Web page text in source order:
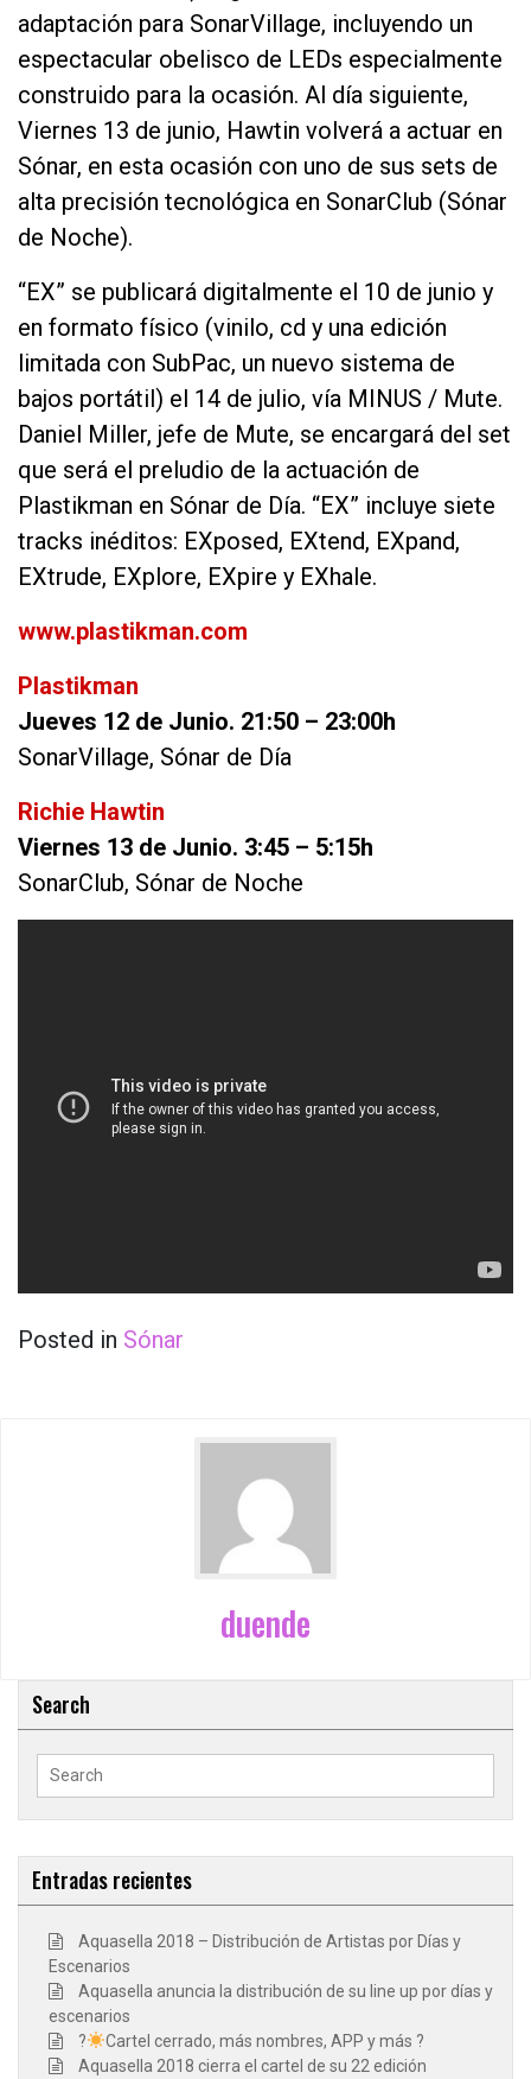
adaptación para SonarVillage, incluyendo un
espectacular obelisco de LEDs especialmente
construido para la ocasión. Al día siguiente,
Viernes 13 de junio, Hawtin volverá a actuar en
Sónar, en esta ocasión con uno de sus sets de
alta precisión tecnológica en SonarClub (Sónar
de Noche).
“EX” se publicará digitalmente el 10 de junio y
en formato físico (vinilo, cd y una edición
limitada con SubPac, un nuevo sistema de
bajos portátil) el 14 de julio, vía MINUS / Mute.
Daniel Miller, jefe de Mute, se encargará del set
que será el preludio de la actuación de
Plastikman en Sónar de Día. “EX” incluye siete
tracks inéditos: EXposed, EXtend, EXpand,
EXtrude, EXplore, EXpire y EXhale.
www.plastikman.com
Plastikman
Jueves 12 de Junio. 21:50 – 23:00h
SonarVillage, Sónar de Día
Richie Hawtin
Viernes 13 de Junio. 3:45 – 5:15h
SonarClub, Sónar de Noche
Posted in Sónar
duende
Search
Search
Entradas recientes
Aquasella 2018 – Distribución de Artistas por Días y
Escenarios
Aquasella anuncia la distribución de su line up por días y
escenarios
?
Cartel cerrado, más nombres, APP y más ?
Aquasella 2018 cierra el cartel de su 22 edición